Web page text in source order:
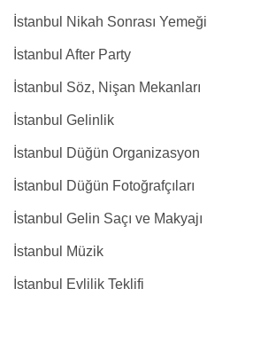
İstanbul Nikah Sonrası Yemeği
İstanbul After Party
İstanbul Söz, Nişan Mekanları
İstanbul Gelinlik
İstanbul Düğün Organizasyon
İstanbul Düğün Fotoğrafçıları
İstanbul Gelin Saçı ve Makyajı
İstanbul Müzik
İstanbul Evlilik Teklifi